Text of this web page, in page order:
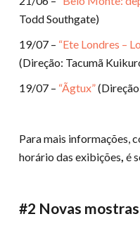
Todd Southgate)
19/07 – “Ete Londres –
(Direção: Tacumã
19/07 – “Ãgtux”
Para mais informações,
horário das exibições, é
#2 Novas